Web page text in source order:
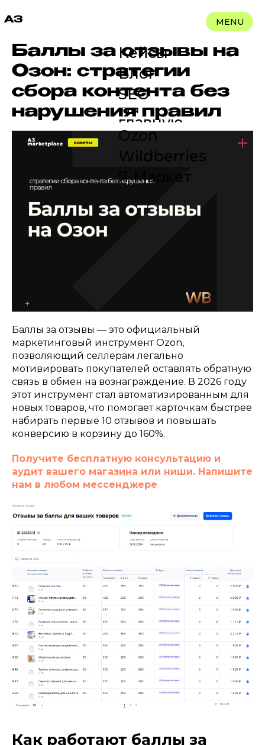
MENU
Кейсы
Блог
На
главную
SEO
Ozon
Wildberries
Я Маркет
A3
Баллы за отзывы на
Озон: стратегии
сбора контента без
нарушения правил
Баллы за отзывы — это официальный
маркетинговый инструмент Ozon,
позволяющий селлерам легально
мотивировать покупателей оставлять обратную
связь в обмен на вознаграждение. В 2026 году
этот инструмент стал автоматизированным для
новых товаров, что помогает карточкам быстрее
набирать первые 10 отзывов и повышать
конверсию в корзину до 160%.
Получите бесплатную консультацию и
аудит вашего магазина или ниши. Напишите
нам в любом мессенджере
Как работают баллы за